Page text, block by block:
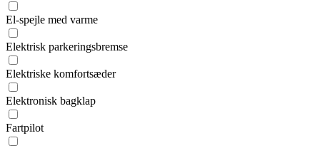
El-spejle med varme
Elektrisk parkeringsbremse
Elektriske komfortsæder
Elektronisk bagklap
Fartpilot